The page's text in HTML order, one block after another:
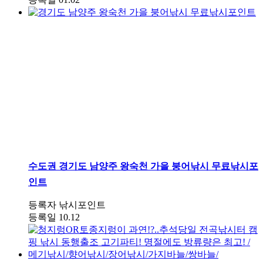
수도권 경기도 남양주 왕숙천 가을 붕어낚시 무료낚시포
인트
등록자 낚시포인트
등록일 10.12